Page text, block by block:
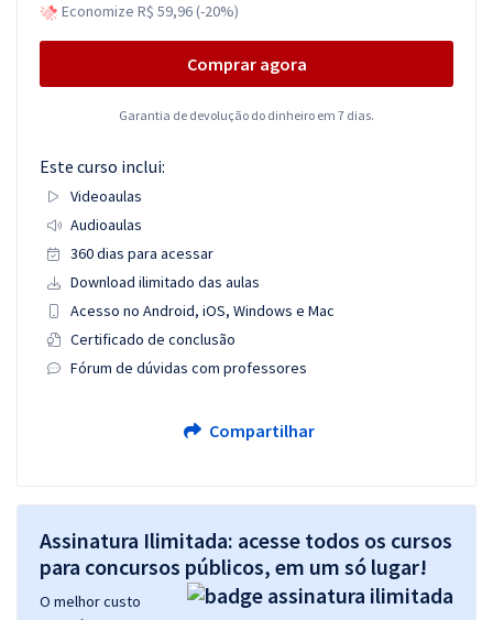
Economize R$ 59,96 (-20%)
Comprar agora
Garantia de devolução do dinheiro em 7 dias.
Este curso inclui:
Videoaulas
Audioaulas
360 dias para acessar
Download ilimitado das aulas
Acesso no Android, iOS, Windows e Mac
Certificado de conclusão
Fórum de dúvidas com professores
Compartilhar
Assinatura Ilimitada: acesse todos os cursos
para concursos públicos, em um só lugar!
O melhor custo